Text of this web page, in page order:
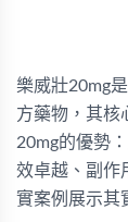
樂威壯20mg
方藥物，其核
20mg的優勢
效卓越、副作
實案例展示其